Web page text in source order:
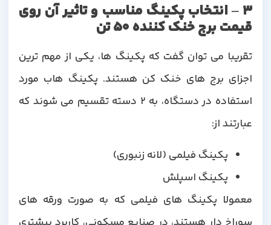
3 – انتخاب پکینگ مناسب و تاثیر آن روی
قیمت برج خنک کننده 50 تن
تقریبا می توان گفت که پکینگ ها، یکی از مهم ترین
اجزای برج های خنک کن هستند. پکینگ هاب مورد
استفاده در دستگاه، به 2 دسته تقسیم می شوند که
عبارتند از:
پکینگ فیلمی (لانه زنبوری)
پکینگ اسپلش
معمولا پکینگ های فیلمی که به صورت ورقه های